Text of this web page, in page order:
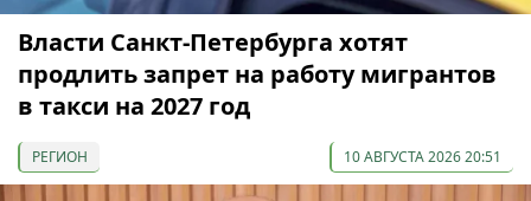
Власти Санкт-Петербурга хотят
продлить запрет на работу мигрантов
в такси на 2027 год
РЕГИОН 10 АВГУСТА 2026 20:51